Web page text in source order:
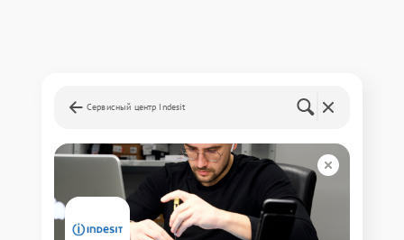
Сервисный центр Indesit